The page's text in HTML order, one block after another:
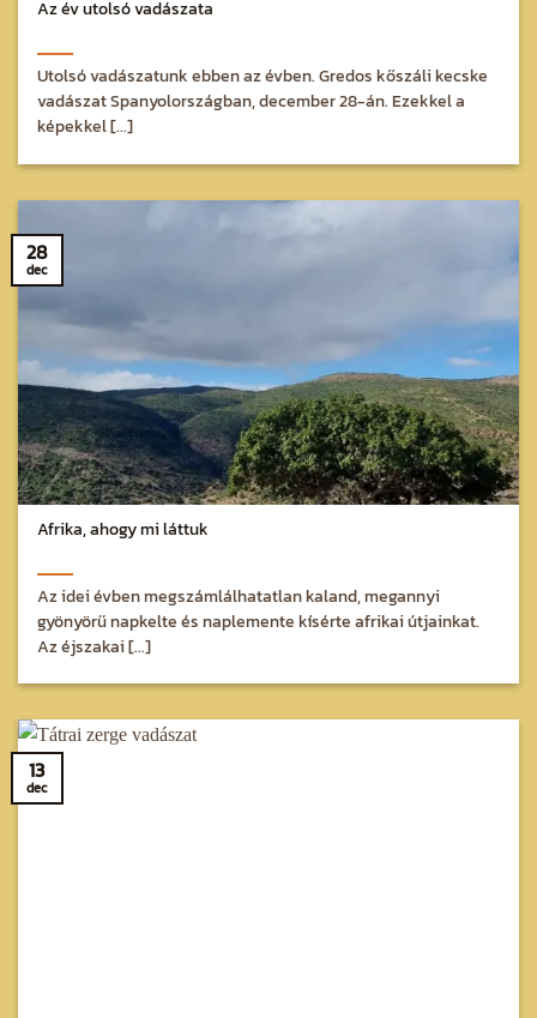
Az év utolsó vadászata
Utolsó vadászatunk ebben az évben. Gredos kőszáli kecske
vadászat Spanyolországban, december 28-án. Ezekkel a
képekkel [...]
Afrika, ahogy mi láttuk
Az idei évben megszámlálhatatlan kaland, megannyi
gyönyörű napkelte és naplemente kísérte afrikai útjainkat.
Az éjszakai [...]
28
dec
13
dec